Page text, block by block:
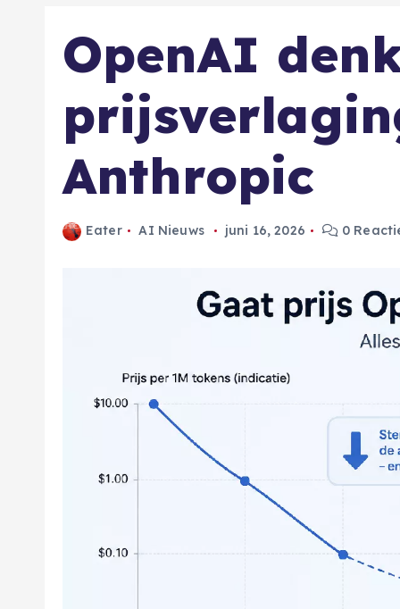
OpenAI
Anthropic
Eater AI Nieuws juni 16, 2026 0